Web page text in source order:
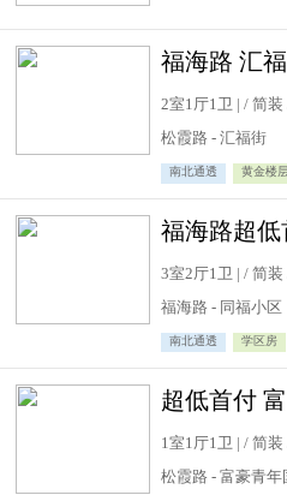
福海路 汇
2室1厅1卫 | / 简装
松霞路 - 汇福街
南北通透 黄金楼
3室2厅1卫 | / 简装
福海路 - 同福小区
南北通透 学区房
1室1厅1卫 | / 简装
松霞路 - 富豪青年